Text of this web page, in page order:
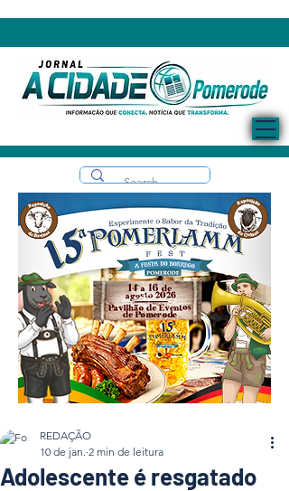
Adolescente é resgatado
REDAÇÃO
10 de jan. 2 min de leitura